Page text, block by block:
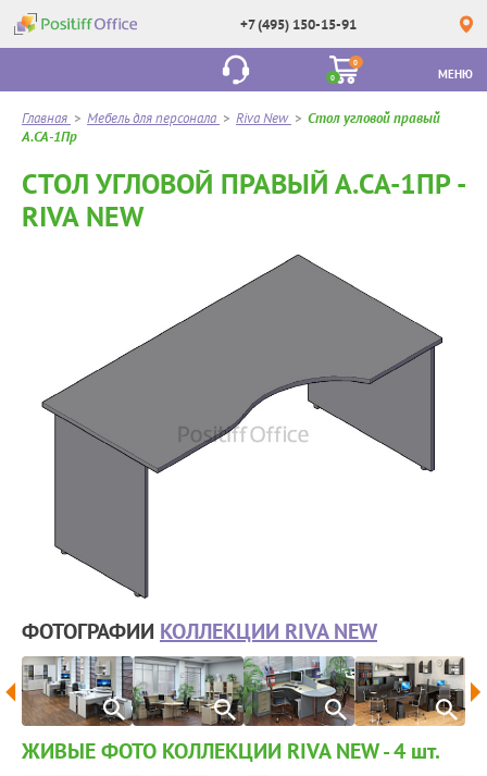
+7 (495) 150-15-91
0
0
МЕНЮ
Главная > Мебель для персонала > Riva New > Стол угловой правый
А.СА-1Пр
СТОЛ УГЛОВОЙ ПРАВЫЙ А.СА-1ПР -
RIVA NEW
ФОТОГРАФИИ КОЛЛЕКЦИИ RIVA NEW
ЖИВЫЕ ФОТО КОЛЛЕКЦИИ RIVA NEW - 4 шт.